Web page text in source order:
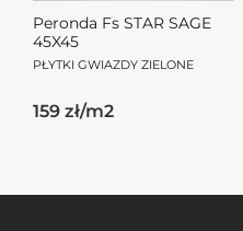
Peronda Fs STAR SAGE
45X45
PŁYTKI GWIAZDY ZIELONE
159 zł/m2